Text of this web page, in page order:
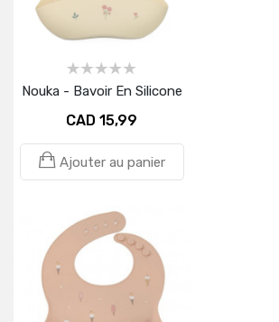
Nouka - Bavoir En Silicone
CAD 15,99
Ajouter au panier